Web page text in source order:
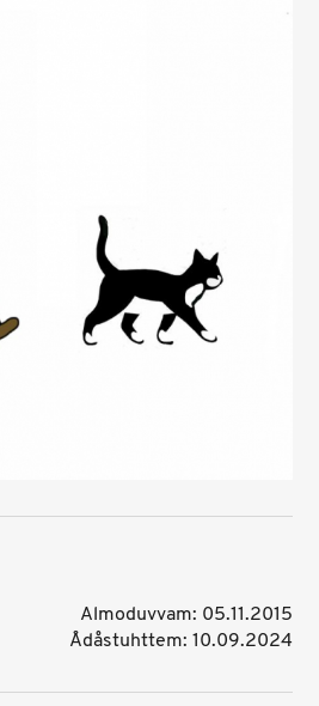
Almoduvvam: 05.11.2015
Ådåstuhttem: 10.09.2024